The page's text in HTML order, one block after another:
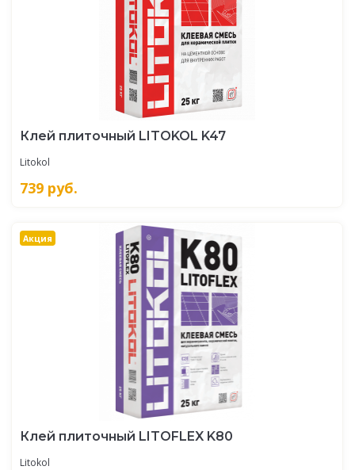
Клей плиточный LITOKOL K47
Litokol
739 руб.
Акция
Клей плиточный LITOFLEX K80
Litokol